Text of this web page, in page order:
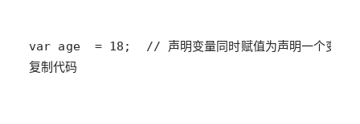
复制代码